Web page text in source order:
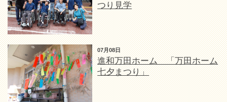
つり見学
07月08日
進和万田ホーム 「万田ホーム
七夕まつり」